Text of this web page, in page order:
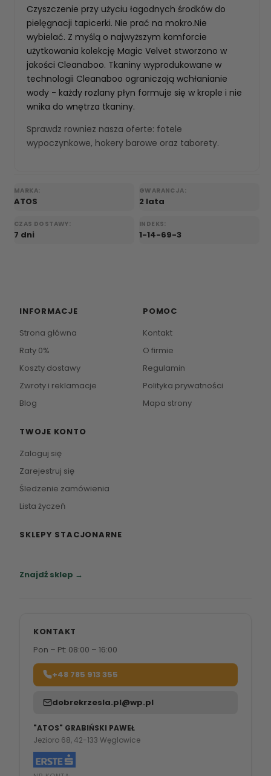
Czyszczenie przy użyciu łagodnych środków do
pielęgnacji tapicerki. Nie prać na mokro.Nie
wybielać. Z myślą o najwyższym komforcie
użytkowania kolekcję Magic Velvet stworzono w
jakości Cleanaboo. Tkaniny wyprodukowane w
technologii Cleanaboo ograniczają wchłanianie
wody - każdy rozlany płyn formuje się w krople i nie
wnika do wnętrza tkaniny.
Sprawdz rowniez nasza oferte: fotele
wypoczynkowe, hokery barowe oraz taborety.
MARKA:
ATOS
GWARANCJA:
2 lata
CZAS DOSTAWY:
7 dni
INDEKS:
1-14-69-3
INFORMACJE
Strona główna
Raty 0%
Koszty dostawy
Zwroty i reklamacje
Blog
POMOC
Kontakt
O firmie
Regulamin
Polityka prywatności
Mapa strony
TWOJE KONTO
Zaloguj się
Zarejestruj się
Śledzenie zamówienia
Lista życzeń
SKLEPY STACJONARNE
Znajdź sklep →
KONTAKT
Pon – Pt: 08:00 – 16:00
+48 785 913 355
dobrekrzesla.pl@wp.pl
"ATOS" GRABIŃSKI PAWEŁ
Jezioro 68, 42-133 Węglowice